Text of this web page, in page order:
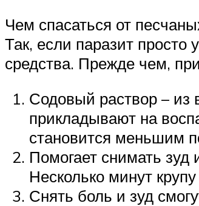
Чем спасаться от
Так, если паразит просто
средства. Прежде чем,
Содовый раствор – из
прикладывают на
становится меньшим
Помогает снимать зуд
Несколько минут
Снять боль и зуд